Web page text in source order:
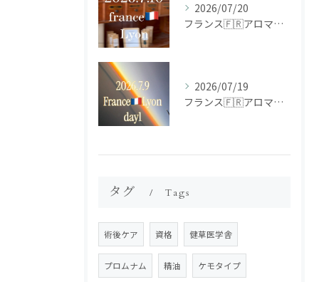
2026/07/20
フランス🇫🇷アロマ研修ツアー𝗱𝗮𝘆𝟮
2026/07/19
フランス🇫🇷アロマ研修ツアー𝗱𝗮𝘆𝟭
タグ Tags
術後ケア 資格 健草医学舎
プロムナム 精油 ケモタイプ